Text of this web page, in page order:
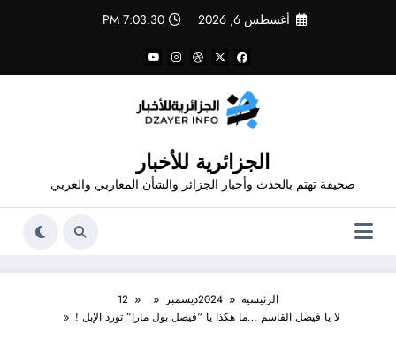
أغسطس 6, 2026 7:03:31 PM
الجزائرية للأخبار
صحيفة تهتم بالحدث وأخبار الجزائر والشأن المغاربي والعربي
الرئيسية 2024ديسمبر
12
لا يا فيصل القاسم …ما هكذا يا “فيصل بول مارا” تورد الإبل !